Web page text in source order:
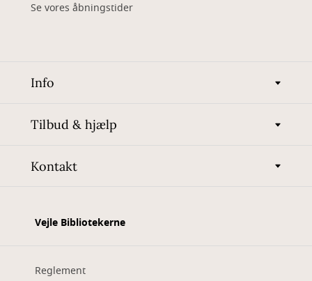
Se vores åbningstider
Info
Tilbud & hjælp
Kontakt
Vejle Bibliotekerne
Reglement